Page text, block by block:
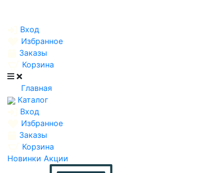
Вход
Избранное
Заказы
Корзина
Главная
Каталог
Вход
Избранное
Заказы
Корзина
Новинки Акции